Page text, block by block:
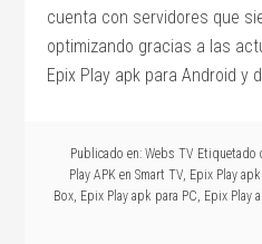
cuenta con servidores que
optimizando gracias a las
Epix Play apk para Android y
Publicado en: Webs TV Etiquetado
Play APK en Smart TV, Epix Play
Box, Epix Play apk para PC, Epix Play